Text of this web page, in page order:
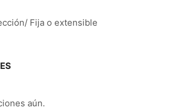
Fija o extensible
aún.